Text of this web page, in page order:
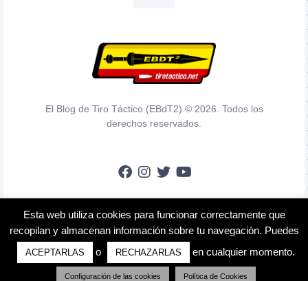
El Blog de Tiro Táctico (EBdT2) © 2026. Todos los
derechos reservados.
Esta web utiliza cookies para funcionar correctamente que
recopilan y almacenan información sobre tu navegación. Puedes
ACEPTARLAS o RECHAZARLAS en cualquier momento.
Configuración de las cookies Política de Cookies
En calidad de Afiliado de Amazon, obtengo ingresos por las compras
adscritas que cumplen los requisitos aplicables.
Aviso Legal
Política de Privacidad